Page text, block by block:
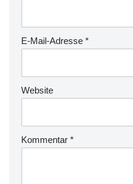
E-Mail-Adresse *
Website
Kommentar *